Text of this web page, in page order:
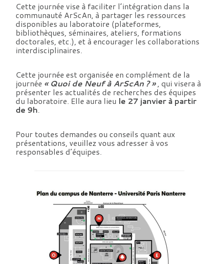
Cette journée vise à faciliter l’intégration dans la
communauté ArScAn, à partager les ressources
disponibles au laboratoire (plateformes,
bibliothèques, séminaires, ateliers, formations
doctorales, etc.), et à encourager les collaborations
interdisciplinaires.
Cette journée est organisée en complément de la
journée « Quoi de Neuf à ArScAn ? », qui visera à
présenter les actualités de recherches des équipes
du laboratoire. Elle aura lieu le 27 janvier à partir
de 9h.
Pour toutes demandes ou conseils quant aux
présentations, veuillez vous adresser à vos
responsables d’équipes.